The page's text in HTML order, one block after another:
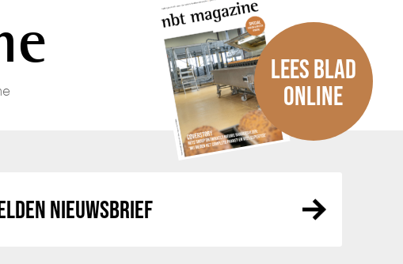
LEES BLAD
ONLINE
NIEUWSBRIEF